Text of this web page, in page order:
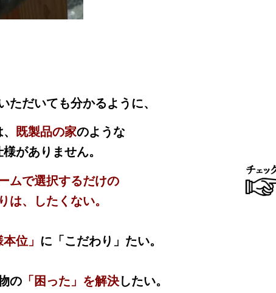
ただいても分かるように、
既製品の家のような
がありません。
ムで選択するだけの
は、したくない。
位」 に「こだわり」たい。
の 「困った」を解決したい。